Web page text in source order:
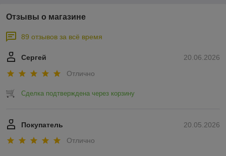
Отзывы о магазине
89 отзывов за всё время
20.06.2026
Сергей
Отлично
Сделка подтверждена через корзину
20.05.2026
Покупатель
Отлично